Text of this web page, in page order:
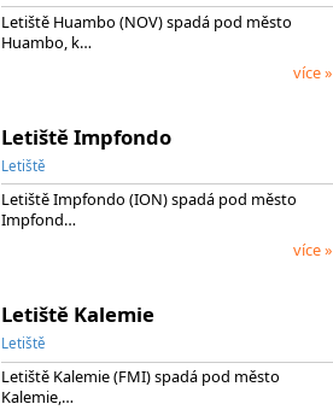
Letiště Huambo (NOV) spadá pod město
Huambo, k…
více »
Letiště Impfondo
Letiště
Letiště Impfondo (ION) spadá pod město
Impfond…
více »
Letiště Kalemie
Letiště
Letiště Kalemie (FMI) spadá pod město
Kalemie,…